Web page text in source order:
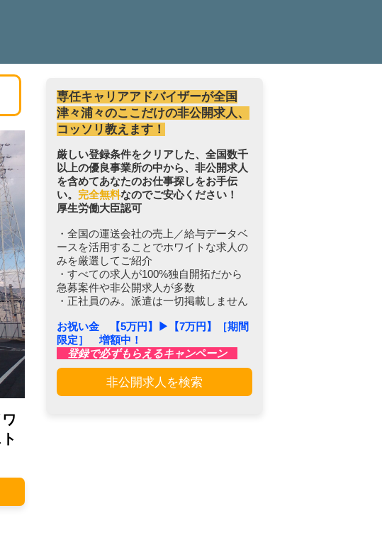
専任キャリアアドバイザーが全国
津々浦々のここだけの非公開求人、
コッソリ教えます！
厳しい登録条件をクリアした、全国数千
以上の優良事業所の中から、非公開求人
を含めてあなたのお仕事探しをお手伝
い。 完全無料なのでご安心ください！
厚生労働大臣認可
・全国の運送会社の売上／給与データベ
ースを活用することでホワイトな求人の
みを厳選してご紹介
・すべての求人が100%独自開拓だから
急募案件や非公開求人が多数
・正社員のみ。派遣は一切掲載しません
お祝い金 【5万円】▶︎【7万円】［期間
限定］ 増額中！
登録で必ずもらえるキャンペーン
非公開求人を検索